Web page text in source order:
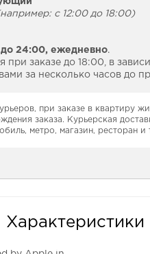
с 12:00 до 18:00)
24:00, ежедневно.
заказе до 18:00, в
за несколько часов до
при заказе в квартиру
заказа. Курьерская
метро, магазин, ресторан и
Характеристики